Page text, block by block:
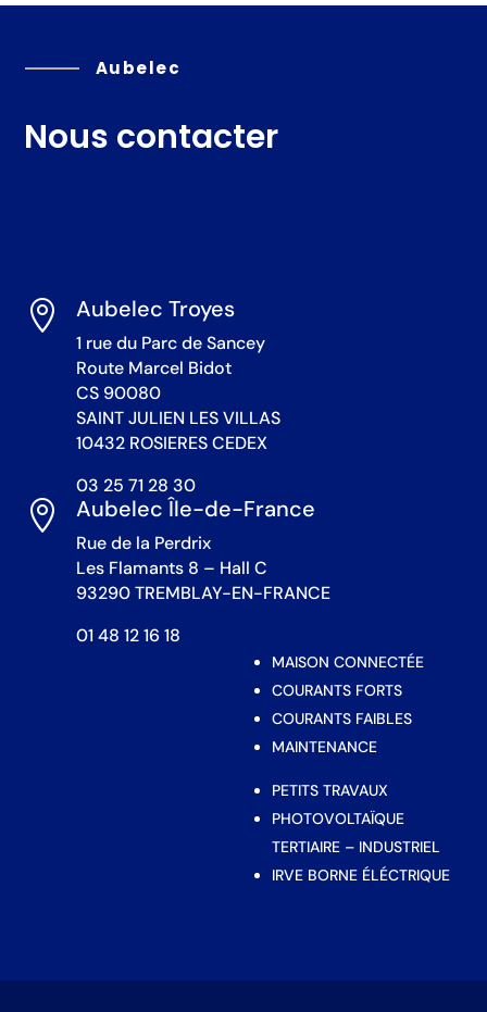
Aubelec
Nous contacter
 Aubelec Troyes
1 rue du Parc de Sancey
Route Marcel Bidot
CS 90080
SAINT JULIEN LES VILLAS
10432 ROSIERES CEDEX
03 25 71 28 30
 Aubelec Île-de-France
Rue de la Perdrix
Les Flamants 8 – Hall C
93290 TREMBLAY-EN-FRANCE
01 48 12 16 18
MAISON CONNECTÉE
COURANTS FORTS
COURANTS FAIBLES
MAINTENANCE
PETITS TRAVAUX
PHOTOVOLTAÏQUE
TERTIAIRE – INDUSTRIEL
IRVE BORNE ÉLÉCTRIQUE